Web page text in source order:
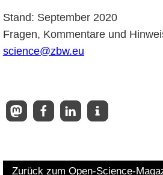
Stand: September 2020
Fragen, Kommentare und
science@zbw.eu
Zurück zum Open-Science-